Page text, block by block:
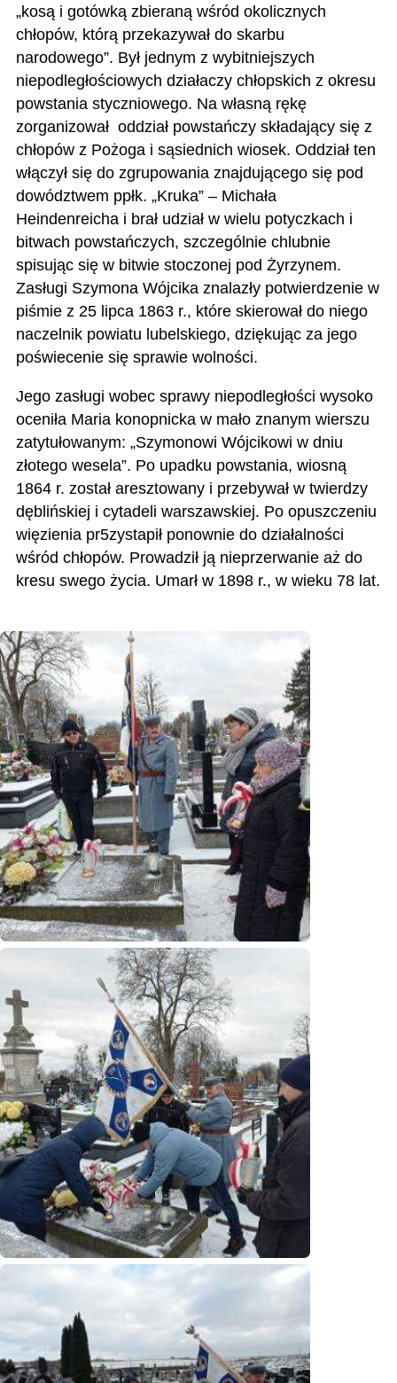
„kosą i gotówką zbieraną wśród okolicznych
chłopów, którą przekazywał do skarbu
narodowego”. Był jednym z wybitniejszych
niepodległościowych działaczy chłopskich z okresu
powstania styczniowego. Na własną rękę
zorganizował oddział powstańczy składający się z
chłopów z Pożoga i sąsiednich wiosek. Oddział ten
włączył się do zgrupowania znajdującego się pod
dowództwem ppłk. „Kruka” – Michała
Heindenreicha i brał udział w wielu potyczkach i
bitwach powstańczych, szczególnie chlubnie
spisując się w bitwie stoczonej pod Żyrzynem.
Zasługi Szymona Wójcika znalazły potwierdzenie w
piśmie z 25 lipca 1863 r., które skierował do niego
naczelnik powiatu lubelskiego, dziękując za jego
poświecenie się sprawie wolności.
Jego zasługi wobec sprawy niepodległości wysoko
oceniła Maria konopnicka w mało znanym wierszu
zatytułowanym: „Szymonowi Wójcikowi w dniu
złotego wesela”. Po upadku powstania, wiosną
1864 r. został aresztowany i przebywał w twierdzy
dęblińskiej i cytadeli warszawskiej. Po opuszczeniu
więzienia pr5zystapił ponownie do działalności
wśród chłopów. Prowadził ją nieprzerwanie aż do
kresu swego życia. Umarł w 1898 r., w wieku 78 lat.